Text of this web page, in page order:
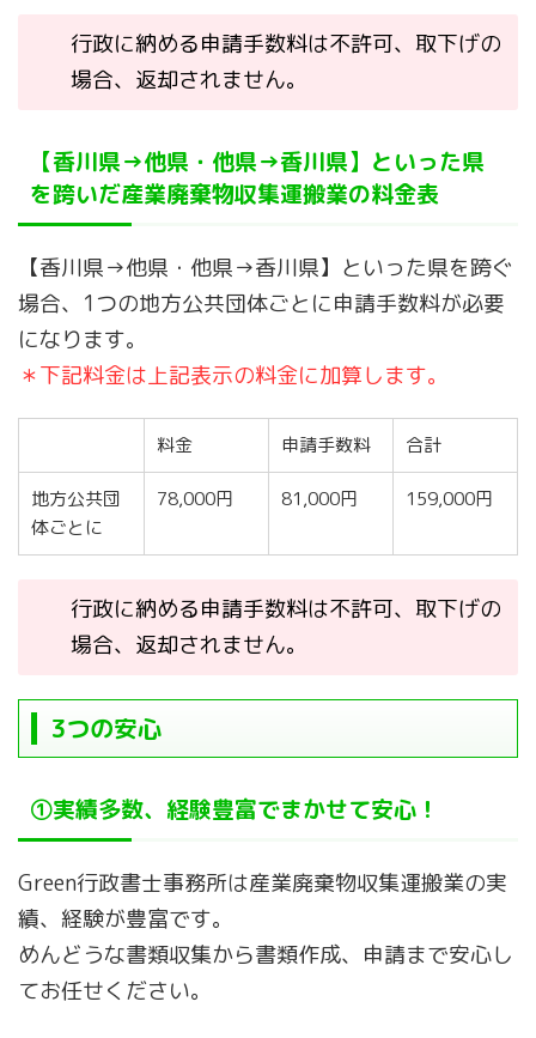
行政に納める申請手数料は不許可、取下げの
場合、返却されません。
【香川県→他県・他県→香川県】といった県
を跨いだ産業廃棄物収集運搬業の料金表
【香川県→他県・他県→香川県】といった県を跨ぐ
場合、1つの地方公共団体ごとに申請手数料が必要
になります。
＊下記料金は上記表示の料金に加算します。
料金 申請手数料 合計
地方公共団
体ごとに
78,000円 81,000円 159,000円
行政に納める申請手数料は不許可、取下げの
場合、返却されません。
3つの安心
①実績多数、経験豊富でまかせて安心！
Green行政書士事務所は産業廃棄物収集運搬業の実
績、経験が豊富です。
めんどうな書類収集から書類作成、申請まで安心し
てお任せください。